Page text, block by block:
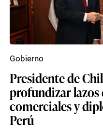
Presidente de
profundizar lazos
comerciales y
Perú
Gobierno